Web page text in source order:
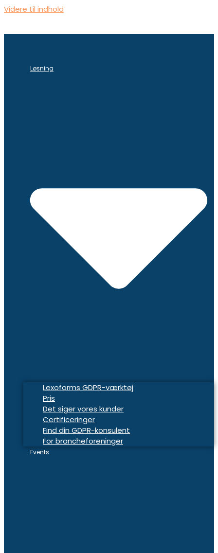
Videre til indhold
Løsning
Lexoforms GDPR-værktøj
Pris
Det siger vores kunder
Certificeringer
Find din GDPR-konsulent
For brancheforeninger
Events